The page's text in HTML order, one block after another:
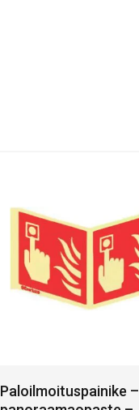
Paloilmoituspainike –